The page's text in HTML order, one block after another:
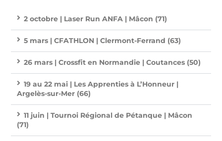
2 octobre | Laser Run ANFA | Mâcon (71)
5 mars | CFATHLON | Clermont-Ferrand (63)
26 mars | Crossfit en Normandie | Coutances (50)
19 au 22 mai | Les Apprenties à L’Honneur |
Argelès-sur-Mer (66)
11 juin | Tournoi Régional de Pétanque | Mâcon
(71)